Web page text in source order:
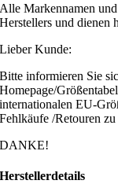
Alle Markennamen
Herstellers und dienen
Lieber Kunde:
Bitte informieren Sie
Homepage/
internationalen EU-
Fehlkäufe /Retouren
DANKE!
Herstellerdetails